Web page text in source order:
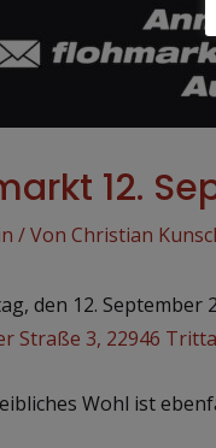
12.
/ Von Christian
den 12.
Straße 3, 22946
Wohl ist